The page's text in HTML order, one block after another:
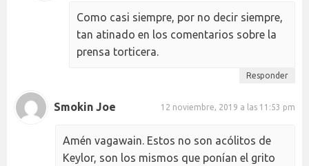
Como casi siempre, por no decir siempre,
tan atinado en los comentarios sobre la
prensa torticera.
Responder
Smokin Joe 12 noviembre, 2019 a las 11:53 pm
Amén vagawain. Estos no son acólitos de
Keylor, son los mismos que ponían el grito